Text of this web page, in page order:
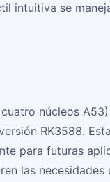
intuitiva se
núcleos
RK3588.
para futuras
las